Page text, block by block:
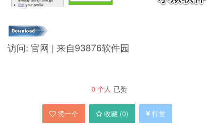
访问: 官网 | 来自93876软件园
0 个人 已赞
赞一个 收藏 (0) 打赏